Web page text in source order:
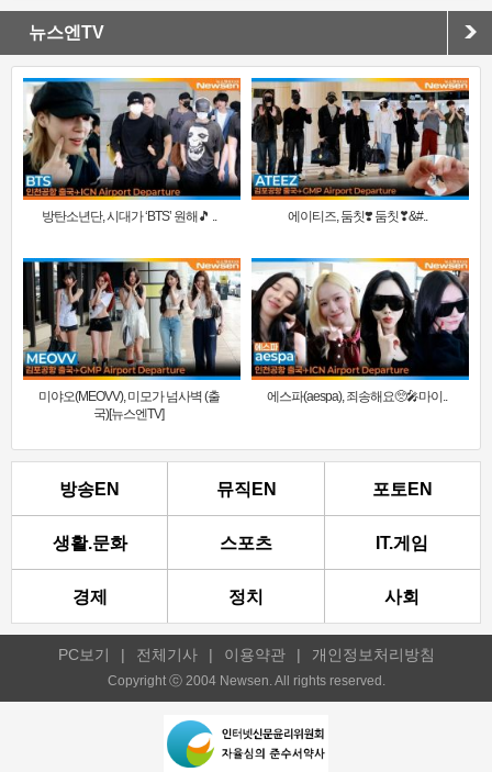
뉴스엔TV
방탄소년단, 시대가 ‘BTS’ 원해🎵 .. 에이티즈, 둠칫❣️ 둠칫❣&#..
미야오(MEOVV), 미모가 넘사벽 (출
국)[뉴스엔TV]
에스파(aespa), 죄송해요🥺🎤마이..
방송EN 뮤직EN 포토EN
생활.문화 스포츠 IT.게임
경제 정치 사회
PC보기 | 전체기사 | 이용약관 | 개인정보처리방침
Copyright ⓒ 2004 Newsen. All rights reserved.